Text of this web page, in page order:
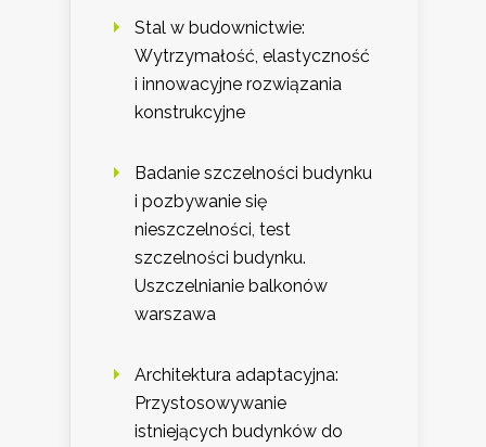
Stal w budownictwie:
Wytrzymałość, elastyczność
i innowacyjne rozwiązania
konstrukcyjne
Badanie szczelności budynku
i pozbywanie się
nieszczelności, test
szczelności budynku.
Uszczelnianie balkonów
warszawa
Architektura adaptacyjna:
Przystosowywanie
istniejących budynków do